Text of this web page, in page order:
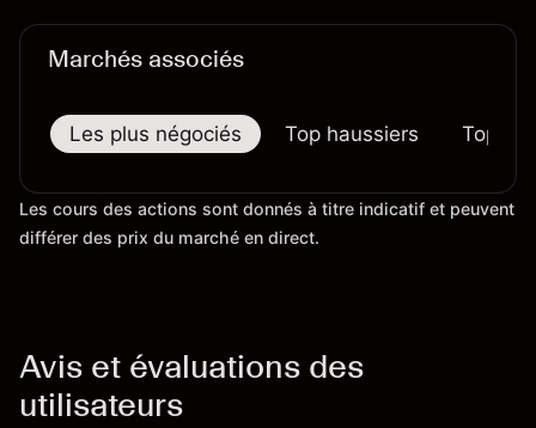
Marchés associés
Les plus négociés Top haussiers Top
Les cours des actions sont donnés à titre indicatif et peuvent
différer des prix du marché en direct.
Avis et évaluations des
utilisateurs